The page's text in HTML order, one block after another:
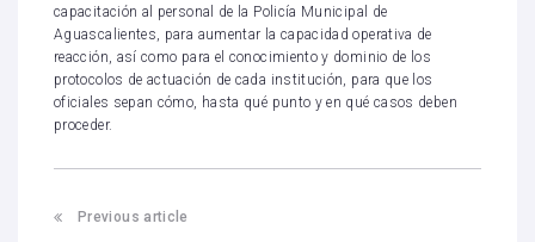
capacitación al personal de la Policía Municipal de
Aguascalientes, para aumentar la capacidad operativa de
reacción, así como para el conocimiento y dominio de los
protocolos de actuación de cada institución, para que los
oficiales sepan cómo, hasta qué punto y en qué casos deben
proceder.
Previous article